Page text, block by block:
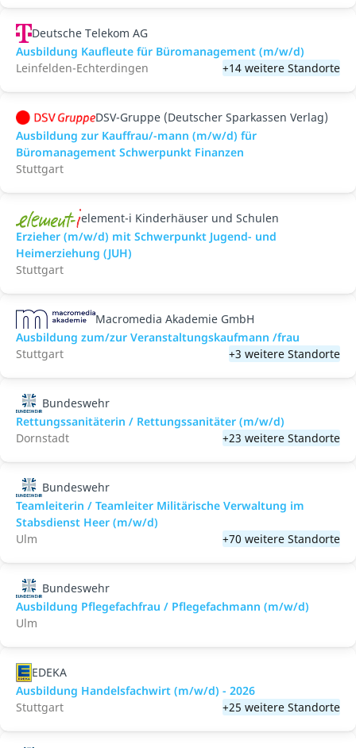
Deutsche Telekom AG
Ausbildung Kaufleute für Büromanagement (m/w/d)
Leinfelden-Echterdingen
+14 weitere Standorte
DSV-Gruppe (Deutscher Sparkassen Verlag)
Ausbildung zur Kauffrau/-mann (m/w/d) für
Büromanagement Schwerpunkt Finanzen
Stuttgart
element-i Kinderhäuser und Schulen
Erzieher (m/w/d) mit Schwerpunkt Jugend- und
Heimerziehung (JUH)
Stuttgart
Macromedia Akademie GmbH
Ausbildung zum/zur Veranstaltungs­kaufmann /frau
Stuttgart
+3 weitere Standorte
Bundeswehr
Rettungssanitäterin / Rettungssanitäter (m/w/d)
Dornstadt
+23 weitere Standorte
Bundeswehr
Teamleiterin / Teamleiter Militärische Verwaltung im
Stabsdienst Heer (m/w/d)
Ulm
+70 weitere Standorte
Bundeswehr
Ausbildung Pflegefachfrau / Pflegefachmann (m/w/d)
Ulm
EDEKA
Ausbildung Handelsfachwirt (m/w/d) - 2026
Stuttgart
+25 weitere Standorte